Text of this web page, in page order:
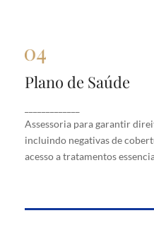
Plano de Saúde
Assessoria para garantir
incluindo negativas de
acesso a tratamentos
Plano
saúde, incluindo
indevidos e acesso a